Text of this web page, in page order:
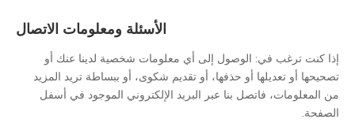
الأسئلة ومعلومات الاتصال
إذا كنت ترغب في: الوصول إلى أي معلومات شخصية لدينا عنك أو
تصحيحها أو تعديلها أو حذفها، أو تقديم شكوى، أو ببساطة تريد المزيد
من المعلومات، فاتصل بنا عبر البريد الإلكتروني الموجود في أسفل
الصفحة.